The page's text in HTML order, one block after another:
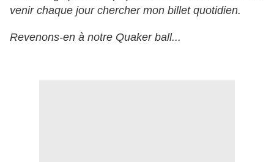
venir chaque jour chercher mon billet quotidien.
Revenons-en à notre Quaker ball...